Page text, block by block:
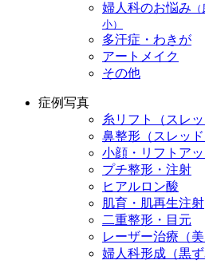
婦人科のお悩み
小）
多汗症・わきが
アートメイク
その他
症例写真
糸リフト（スレッ
鼻整形（スレッド
小顔・リフトア
プチ整形・注射
ヒアルロン酸
肌育・肌再生注射
二重整形・目元
レーザー治療（美
婦人科形成（黒ず